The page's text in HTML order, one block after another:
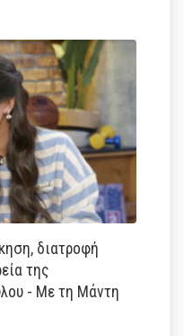
διατροφή
της
- Με τη Μάντη